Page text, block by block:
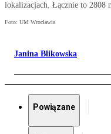
lokalizacjach. Łącznie to 2808
Foto: UM Wrocławia
Janina Blikowska
Powiązane